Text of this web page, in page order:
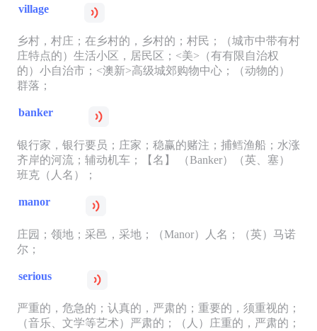
village
乡村，村庄；在乡村的，乡村的；村民；（城市中带有村
庄特点的）生活小区，居民区；<美>（有有限自治权
的）小自治市；<澳新>高级城郊购物中心；（动物的）
群落；
banker
银行家，银行要员；庄家；稳赢的赌注；捕鳕渔船；水涨
齐岸的河流；辅动机车；【名】 （Banker）（英、塞）
班克（人名）；
manor
庄园；领地；采邑，采地；（Manor）人名；（英）马诺
尔；
serious
严重的，危急的；认真的，严肃的；重要的，须重视的；
（音乐、文学等艺术）严肃的；（人）庄重的，严肃的；